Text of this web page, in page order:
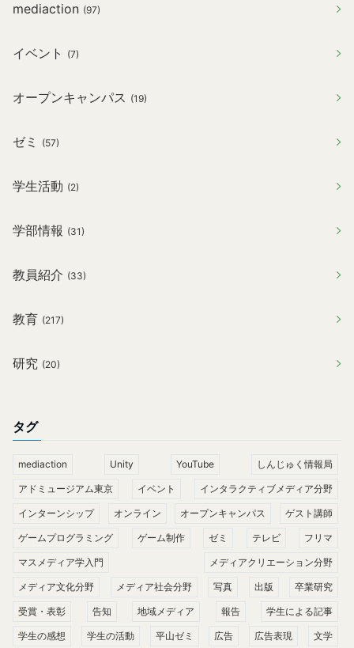
mediaction (97)
イベント (7)
オープンキャンパス (19)
ゼミ (57)
学生活動 (2)
学部情報 (31)
教員紹介 (33)
教育 (217)
研究 (20)
タグ
mediaction Unity YouTube しんじゅく情報局
アドミュージアム東京 イベント インタラクティブメディア分野
インターンシップ オンライン オープンキャンパス ゲスト講師
ゲームプログラミング ゲーム制作 ゼミ テレビ フリマ
マスメディア学入門 メディアクリエーション分野
メディア文化分野 メディア社会分野 写真 出版 卒業研究
受賞・表彰 告知 地域メディア 報告 学生による記事
学生の感想 学生の活動 平山ゼミ 広告 広告表現 文学